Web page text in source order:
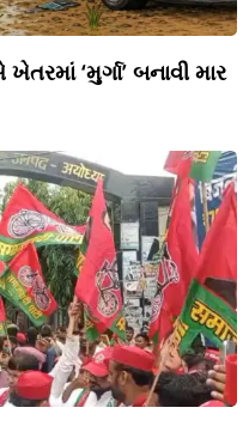
‘મુર્ગા’ બનાવી માર